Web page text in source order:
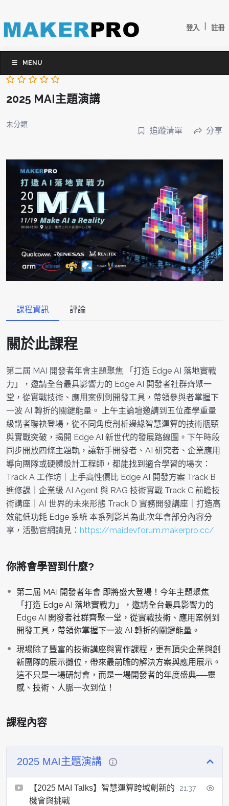
登入 註冊
MENU
2025 MAI主題演講
未分類
追蹤清單 分享
課程資訊 評論
關於此課程
第二屆 MAI 開發者年會主題聚焦 「打造 Edge AI 落地實戰
力」，邀請全台最具影響力的 Edge AI 開發者社群齊聚一
堂，從實戰技術、應用案例到開發工具，帶領參與者掌握下
一波 AI 轉折的關鍵能量。 上午主論壇邀請到五位產學重量
級講者聯袂登場，從不同角度剖析邊緣智慧運算的技術瓶頸
與實戰突破，揭開 Edge AI 新世代的發展路線圖。下午時段
同步開放四條主題軌，讓新手開發者、AI 研究者、企業應用
導向團隊或硬體設計工程師，都能找到適合學習的場次：
Track A 工作坊｜上手高性價比 Edge AI 開發方案 Track B
進修課｜企業級 AI Agent 與 RAG 技術實戰 Track C 前瞻技
術講座｜AI 世界的未來形態 Track D 實務開發講座｜打造高
效能低功耗 Edge 系統 本系列影片為此次年會部分內容分
享，活動官網請見： https://maidevforum.makerpro.cc/
你將會學習到什麼?
第二屆 MAI 開發者年會 即將盛大登場！今年主題聚焦
「打造 Edge AI 落地實戰力」，邀請全台最具影響力的
Edge AI 開發者社群齊聚一堂，從實戰技術、應用案例到
開發工具，帶領你掌握下一波 AI 轉折的關鍵能量。
現場除了豐富的技術講座與實作課程，更有頂尖企業與創
新團隊的展示攤位，帶來最前瞻的解決方案與應用展示。
這不只是一場研討會，而是一場開發者的年度盛典──靈
感、技術、人脈一次到位！
課程內容
2025 MAI主題演講
【2025 MAI Talks】智慧運算跨域創新的
機會與挑戰
21:37